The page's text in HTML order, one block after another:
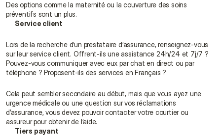
Des options comme la maternité ou la couverture des soins
préventifs sont un plus.
Service client
Lors de la recherche d’un prestataire d’assurance, renseignez-vous
sur leur service client. Offrent-ils une assistance 24h/24 et 7j/7 ?
Pouvez-vous communiquer avec eux par chat en direct ou par
téléphone ? Proposent-ils des services en Français ?
Cela peut sembler secondaire au début, mais que vous ayez une
urgence médicale ou une question sur vos réclamations
d’assurance, vous devez pouvoir contacter votre courtier ou
assureur pour obtenir de l’aide.
Tiers payant